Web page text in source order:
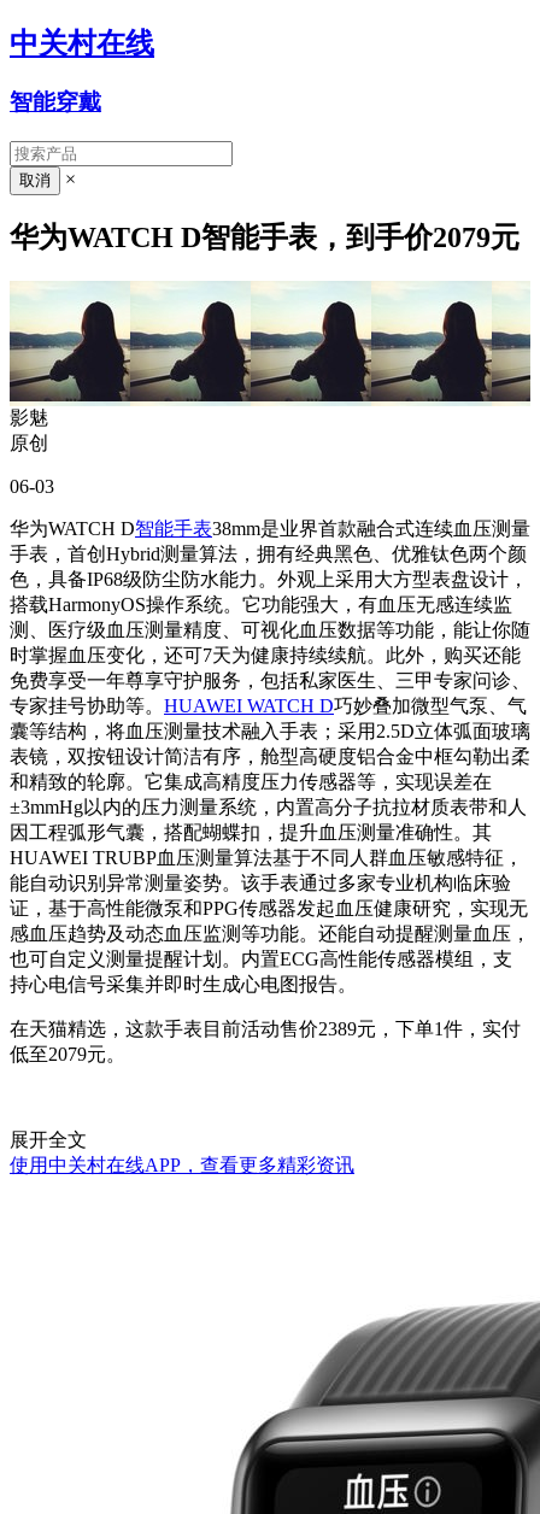
中关村在线
智能穿戴
×
华为WATCH D智能手表，到手价2079元
影魅
原创
06-03
华为WATCH D智能手表38mm是业界首款融合式连续血压测量
手表，首创Hybrid测量算法，拥有经典黑色、优雅钛色两个颜
色，具备IP68级防尘防水能力。外观上采用大方型表盘设计，
搭载HarmonyOS操作系统。它功能强大，有血压无感连续监
测、医疗级血压测量精度、可视化血压数据等功能，能让你随
时掌握血压变化，还可7天为健康持续续航。此外，购买还能
免费享受一年尊享守护服务，包括私家医生、三甲专家问诊、
专家挂号协助等。 HUAWEI WATCH D巧妙叠加微型气泵、气
囊等结构，将血压测量技术融入手表；采用2.5D立体弧面玻璃
表镜，双按钮设计简洁有序，舱型高硬度铝合金中框勾勒出柔
和精致的轮廓。它集成高精度压力传感器等，实现误差在
±3mmHg以内的压力测量系统，内置高分子抗拉材质表带和人
因工程弧形气囊，搭配蝴蝶扣，提升血压测量准确性。其
HUAWEI TRUBP血压测量算法基于不同人群血压敏感特征，
能自动识别异常测量姿势。该手表通过多家专业机构临床验
证，基于高性能微泵和PPG传感器发起血压健康研究，实现无
感血压趋势及动态血压监测等功能。还能自动提醒测量血压，
也可自定义测量提醒计划。内置ECG高性能传感器模组，支
持心电信号采集并即时生成心电图报告。
在天猫精选，这款手表目前活动售价2389元，下单1件，实付
低至2079元。
展开全文
使用中关村在线APP，查看更多精彩资讯